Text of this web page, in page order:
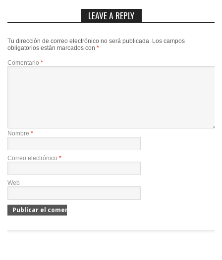
LEAVE A REPLY
Tu dirección de correo electrónico no será publicada. Los campos
obligatorios están marcados con *
Comentario *
Nombre *
Correo electrónico *
Web